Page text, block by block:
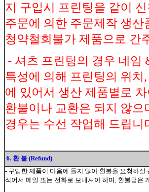
지 구입시 프린팅을 같이
주문에 의한 주문제작 생
청약철회불가 제품으로 간
- 셔츠 프린팅의 경우 네임
특성에 의해 프린팅의 위
에 있어서 생산 제품별로
환불이나 교환은 되지 않
경우는 수선 작업해 드립니
6. 환 불 (Refund)
- 구입한 제품이 마음에 들지 않아 환불을 요청하
적어서 메일 또는 전화로 보내셔야 하며, 환불금은